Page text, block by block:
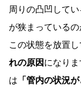
周りの凸凹して
が狭まっているの
この状態を放置し
れの原因になり
は 「管内の状況